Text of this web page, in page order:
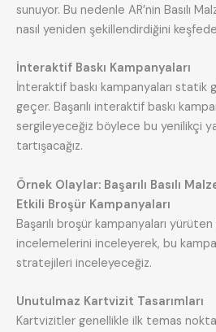
sunuyor. Bu nedenle AR’nin Basılı
nasıl yeniden şekillendirdiğini
İnteraktif Baskı Kampanyaları
İnteraktif baskı kampanyaları statik
geçer. Başarılı interaktif baskı
sergileyeceğiz böylece bu yenilikçi
tartışacağız.
Örnek Olaylar: Başarılı Basılı
Etkili Broşür Kampanyaları
Başarılı broşür kampanyaları
incelemelerini inceleyerek, bu
stratejileri inceleyeceğiz.
Unutulmaz Kartvizit Tasarımları
Kartvizitler genellikle ilk temas